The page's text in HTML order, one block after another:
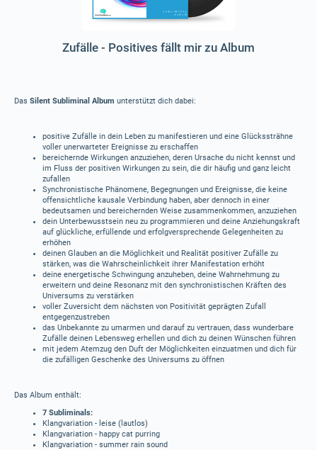
Zufälle - Positives fällt mir zu Album
Das Silent Subliminal Album unterstützt dich dabei:
positive Zufälle in dein Leben zu manifestieren und eine Glückssträhne
voller unerwarteter Ereignisse zu erschaffen
bereichernde Wirkungen anzuziehen, deren Ursache du nicht kennst und
im Fluss der positiven Wirkungen zu sein, die dir häufig und ganz leicht
zufallen
Synchronistische Phänomene, Begegnungen und Ereignisse, die keine
offensichtliche kausale Verbindung haben, aber dennoch in einer
bedeutsamen und bereichernden Weise zusammenkommen, anzuziehen
dein Unterbewusstsein neu zu programmieren und deine Anziehungskraft
auf glückliche, erfüllende und erfolgversprechende Gelegenheiten zu
erhöhen
deinen Glauben an die Möglichkeit und Realität positiver Zufälle zu
stärken, was die Wahrscheinlichkeit ihrer Manifestation erhöht
deine energetische Schwingung anzuheben, deine Wahrnehmung zu
erweitern und deine Resonanz mit den synchronistischen Kräften des
Universums zu verstärken
voller Zuversicht dem nächsten von Positivität geprägten Zufall
entgegenzustreben
das Unbekannte zu umarmen und darauf zu vertrauen, dass wunderbare
Zufälle deinen Lebensweg erhellen und dich zu deinen Wünschen führen
mit jedem Atemzug den Duft der Möglichkeiten einzuatmen und dich für
die zufälligen Geschenke des Universums zu öffnen
Das Album enthält:
7 Subliminals:
Klangvariation - leise (lautlos)
Klangvariation - happy cat purring
Klangvariation - summer rain sound